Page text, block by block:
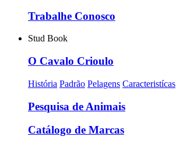
Trabalhe Conosco
Stud Book
O Cavalo Crioulo
História Padrão Pelagens Caracteristícas
Pesquisa de Animais
Catálogo de Marcas